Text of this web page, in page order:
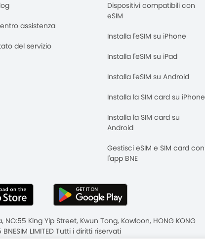
assistenza
del servizio
Dispositivi compatibili con
eSIM
Installa l'eSIM su iPhone
Installa l'eSIM su iPad
Installa l'eSIM su Android
Installa la SIM card su iPhone
Installa la SIM card su
Android
Gestisci eSIM e SIM card con
l'app BNE
NO:55 King Yip Street, Kwun Tong, Kowloon, HONG KONG
BNESIM LIMITED Tutti i diritti riservati